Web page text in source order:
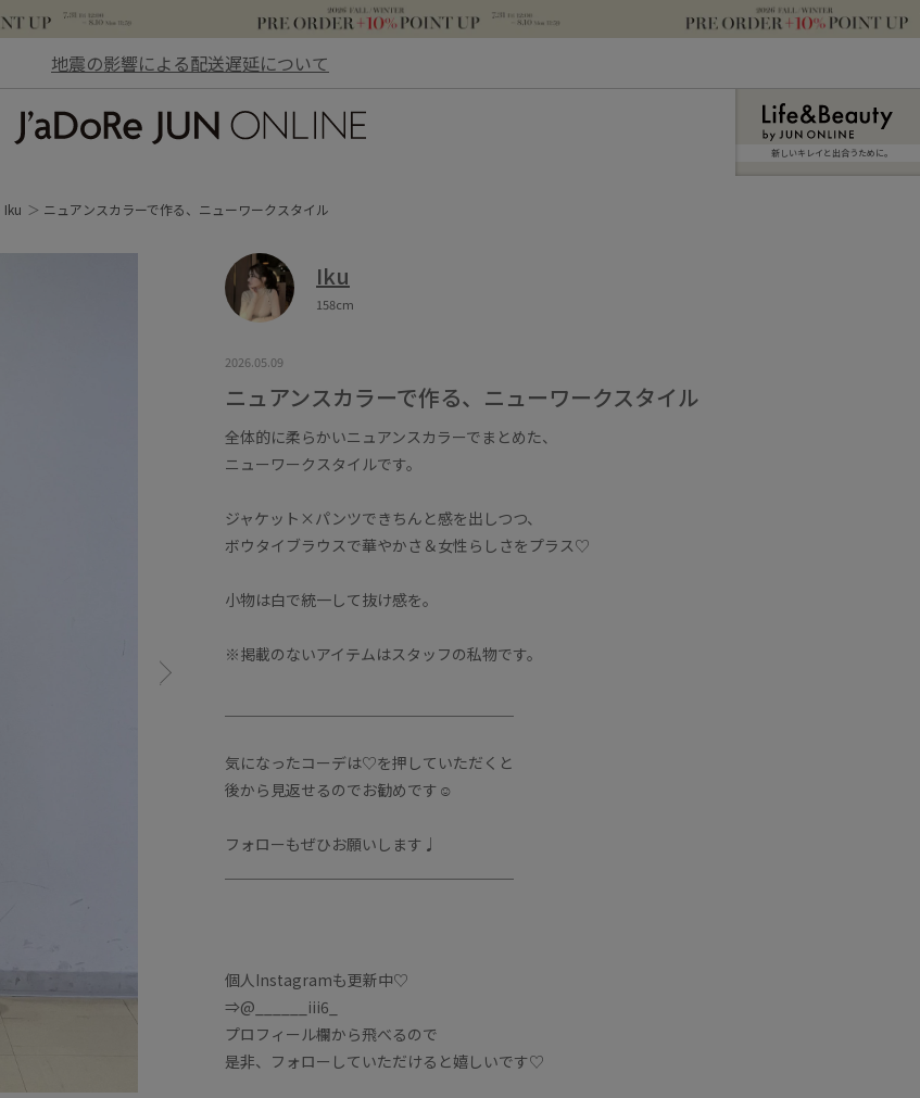
地震の影響による配送遅延について
新しいキレイと出合うために。
Iku ニュアンスカラーで作る、ニューワークスタイル
Iku
158cm
2026.05.09
ニュアンスカラーで作る、ニューワークスタイル
全体的に柔らかいニュアンスカラーでまとめた、
ニューワークスタイルです。
ジャケット×パンツできちんと感を出しつつ、
ボウタイブラウスで華やかさ＆女性らしさをプラス♡
小物は白で統一して抜け感を。
※掲載のないアイテムはスタッフの私物です。
気になったコーデは♡を押していただくと
後から見返せるのでお勧めです☺︎
フォローもぜひお願いします♩
個人Instagramも更新中♡
⇒@______iii6_
プロフィール欄から飛べるので
是非、フォローしていただけると嬉しいです♡